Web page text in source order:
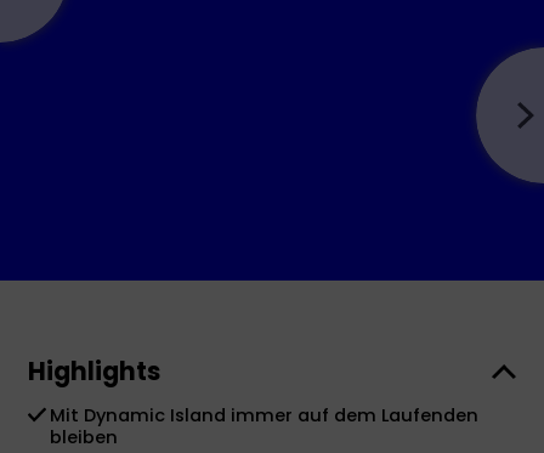
Highlights
Mit Dynamic Island immer auf dem Laufenden
bleiben